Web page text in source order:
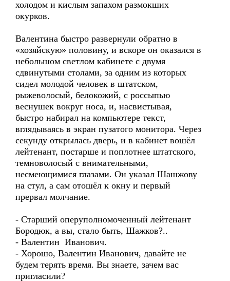
холодом и кислым запахом размокших
окурков.
Валентина быстро развернули обратно в
«хозяйскую» половину, и вскоре он оказался в
небольшом светлом кабинете с двумя
сдвинутыми столами, за одним из которых
сидел молодой человек в штатском,
рыжеволосый, белокожий, с россыпью
веснушек вокруг носа, и, насвистывая,
быстро набирал на компьютере текст,
вглядываясь в экран пузатого монитора. Через
секунду открылась дверь, и в кабинет вошёл
лейтенант, постарше и поплотнее штатского,
темноволосый с внимательными,
несмеющимися глазами. Он указал Шашжову
на стул, а сам отошёл к окну и первый
прервал молчание.
- Старший оперуполномоченный лейтенант
Бородюк, а вы, стало быть, Шажков?..
- Валентин Иванович.
- Хорошо, Валентин Иванович, давайте не
будем терять время. Вы знаете, зачем вас
пригласили?